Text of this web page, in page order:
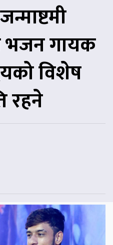
भजन गायक
विशेष
रहने